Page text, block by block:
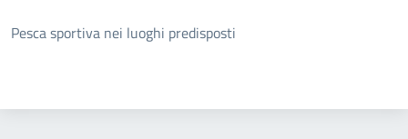
Dettagli della notizia
Pesca sportiva nei luoghi predisposti